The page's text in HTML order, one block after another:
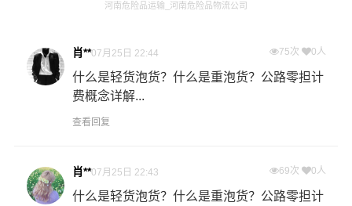
河南危险品运输_河南危险品物流公司
肖**07月25日 22:44 75次 0人
什么是轻货泡货？什么是重泡货？公路零担计
费概念详解...
查看回复
肖**07月25日 22:43 69次 0人
什么是轻货泡货？什么是重泡货？公路零担计